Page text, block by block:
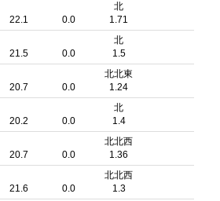
22.1 0.0
北
1.71
21.5 0.0
北
1.5
20.7 0.0
北北東
1.24
20.2 0.0
北
1.4
20.7 0.0
北北西
1.36
21.6 0.0
北北西
1.3